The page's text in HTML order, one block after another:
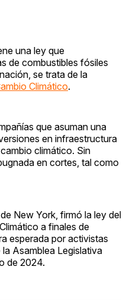
una ley que
de combustibles fósiles
se trata de la
Climático.
que asuman una
en infraestructura
climático. Sin
en cortes, tal como
New York, firmó la ley del
a finales de
esperada por activistas
Asamblea Legislativa
de 2024.